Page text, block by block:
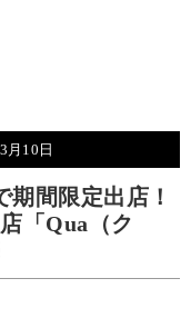
月10日
間限定出店！
「Qua（ク